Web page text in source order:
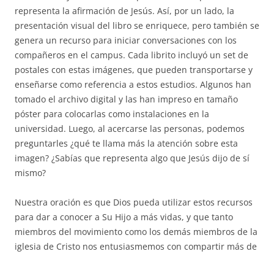
representa la afirmación de Jesús. Así, por un lado, la
presentación visual del libro se enriquece, pero también se
genera un recurso para iniciar conversaciones con los
compañeros en el campus. Cada librito incluyó un set de
postales con estas imágenes, que pueden transportarse y
enseñarse como referencia a estos estudios. Algunos han
tomado el archivo digital y las han impreso en tamaño
póster para colocarlas como instalaciones en la
universidad. Luego, al acercarse las personas, podemos
preguntarles ¿qué te llama más la atención sobre esta
imagen? ¿Sabías que representa algo que Jesús dijo de sí
mismo?
Nuestra oración es que Dios pueda utilizar estos recursos
para dar a conocer a Su Hijo a más vidas, y que tanto
miembros del movimiento como los demás miembros de la
iglesia de Cristo nos entusiasmemos con compartir más de